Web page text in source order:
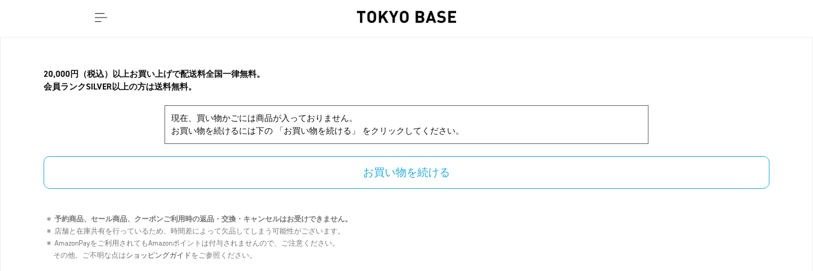
20,000円（税込）以上お買い上げで配送料全国一律無料。
会員ランクSILVER以上の方は送料無料。
現在、買い物かごには商品が入っておりません。
お買い物を続けるには下の 「お買い物を続ける」 をクリックしてください。
予約商品、セール商品、クーポンご利用時の返品・交換・キャンセルはお受けできません。
店舗と在庫共有を行っているため、時間差によって欠品してしまう可能性がございます。
AmazonPayをご利用されてもAmazonポイントは付与されませんので、ご注意ください。
その他、ご不明な点はショッピングガイドをご参照ください。